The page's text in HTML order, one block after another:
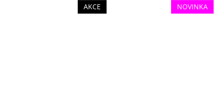
AKCE NOVINKA